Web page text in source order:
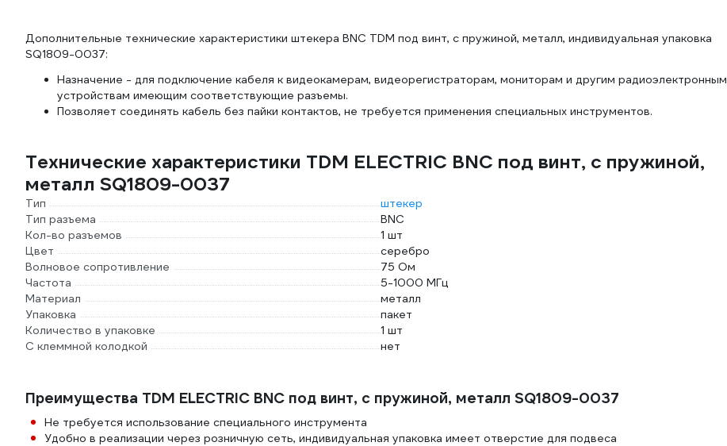
Дополнительные технические характеристики штекера BNC TDM под винт, с пружиной, металл, индивидуальная упаковка
SQ1809-0037:
Назначение - для подключение кабеля к видеокамерам, видеорегистраторам, мониторам и другим радиоэлектронным
устройствам имеющим соответствующие разъемы.
Позволяет соединять кабель без пайки контактов, не требуется применения специальных инструментов.
Технические характеристики TDM ELECTRIC BNC под винт, с пружиной,
металл SQ1809-0037
Тип
штекер
Тип разъема
BNC
Кол-во разъемов
1 шт
Цвет
серебро
Волновое сопротивление
75 Ом
Частота
5-1000 МГц
Материал
металл
Упаковка
пакет
Количество в упаковке
1 шт
С клеммной колодкой
нет
Преимущества TDM ELECTRIC BNC под винт, с пружиной, металл SQ1809-0037
Не требуется использование специального инструмента
Удобно в реализации через розничную сеть, индивидуальная упаковка имеет отверстие для подвеса